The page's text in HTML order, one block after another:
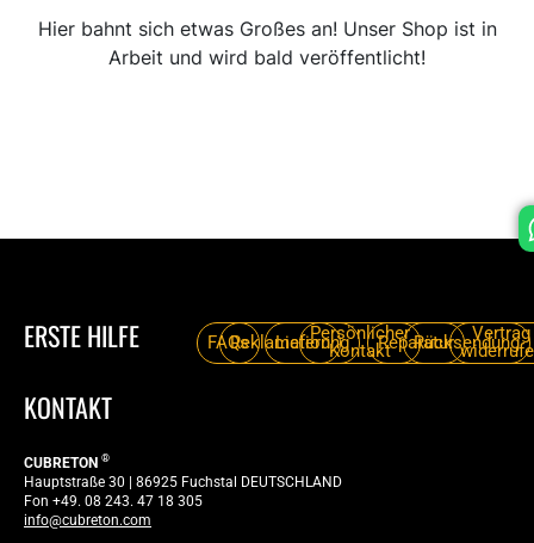
Hier bahnt sich etwas Großes an! Unser Shop ist in
Arbeit und wird bald veröffentlicht!
ERSTE HILFE FAQsReklamation
LieferungPersönlicher
KontaktReparaturRücksendung
Vertrag
KONTAKT
CUBRETON ®
Hauptstraße 30 | 86925 Fuchstal DEUTSCHLAND
Fon +49. 08 243. 47 18 305
info@cubreton.com
ANMELDEN